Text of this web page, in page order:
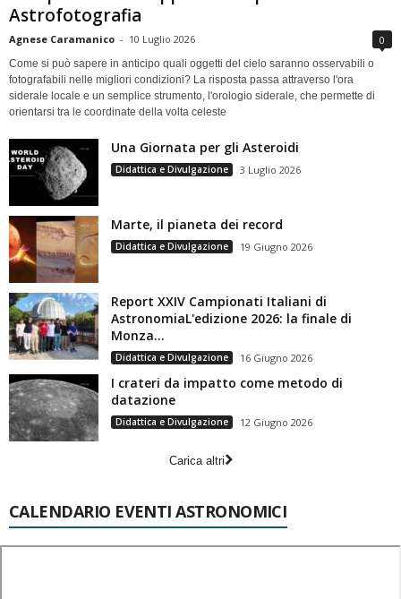
Astrofotografia
Agnese Caramanico - 10 Luglio 2026 0
Come si può sapere in anticipo quali oggetti del cielo saranno osservabili o
fotografabili nelle migliori condizioni? La risposta passa attraverso l'ora
siderale locale e un semplice strumento, l'orologio siderale, che permette di
orientarsi tra le coordinate della volta celeste
Una Giornata per gli Asteroidi
Didattica e Divulgazione 3 Luglio 2026
Marte, il pianeta dei record
Didattica e Divulgazione 19 Giugno 2026
Report XXIV Campionati Italiani di
AstronomiaL'edizione 2026: la finale di
Monza...
Didattica e Divulgazione 16 Giugno 2026
I crateri da impatto come metodo di
datazione
Didattica e Divulgazione 12 Giugno 2026
Carica altri
CALENDARIO EVENTI ASTRONOMICI